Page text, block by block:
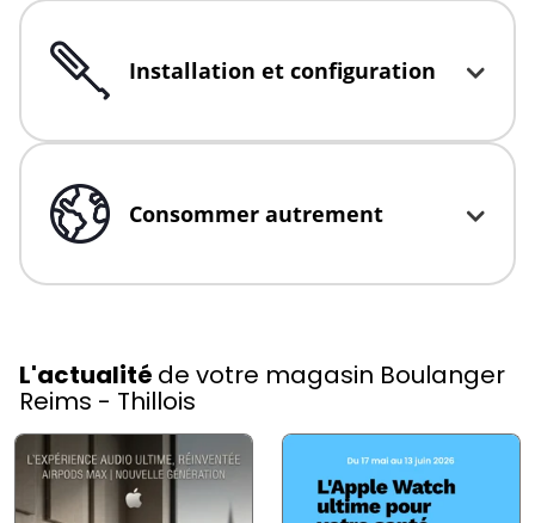
Click to expand or collapse content
Installation et configuration
Click to expand or collapse content
Consommer autrement
L'actualité de votre magasin Boulanger
Reims - Thillois